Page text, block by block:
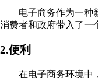
电子商务作为一种新
消费者和政府带入了一
2.便利
在电子商务环境中，